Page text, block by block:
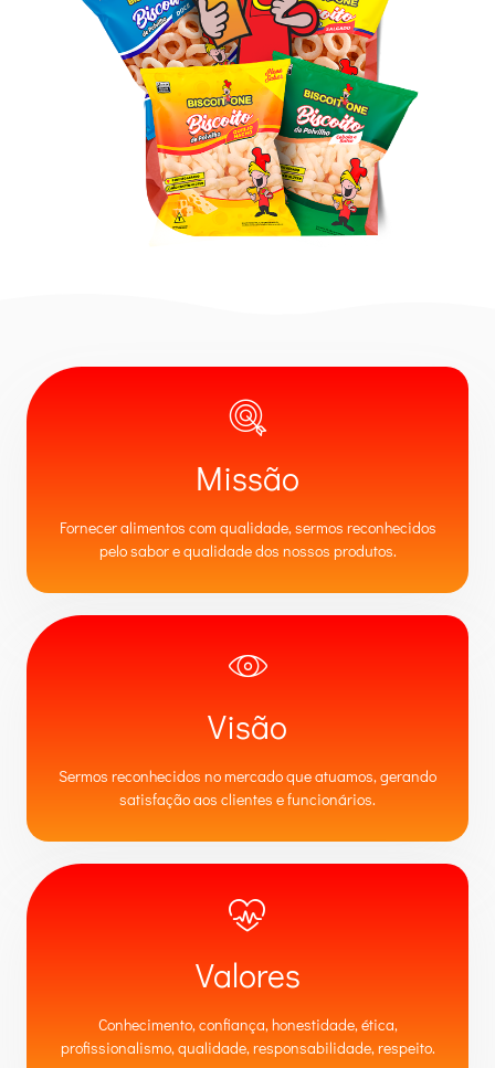
Missão
Fornecer alimentos com qualidade, sermos reconhecidos
pelo sabor e qualidade dos nossos produtos.
Visão
Sermos reconhecidos no mercado que atuamos, gerando
satisfação aos clientes e funcionários.
Valores
Conhecimento, confiança, honestidade, ética,
profissionalismo, qualidade, responsabilidade, respeito.